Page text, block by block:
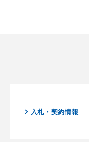
入札・契約情報